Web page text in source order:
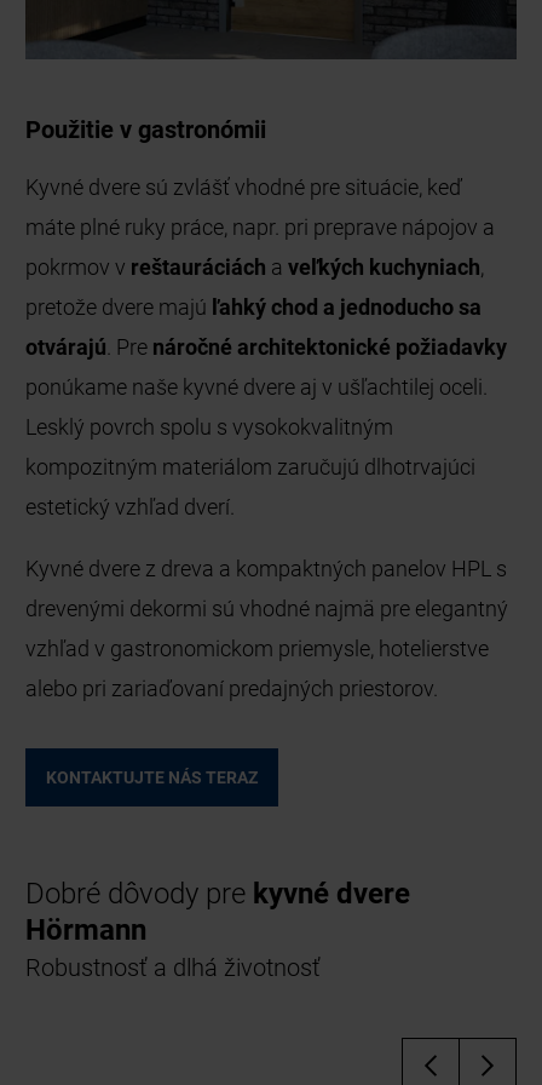
Použitie v gastronómii
Kyvné dvere sú zvlášť vhodné pre situácie, keď
máte plné ruky práce, napr. pri preprave nápojov a
pokrmov v reštauráciách aveľkých kuchyniach,
pretože dvere majú ľahký chod a jednoducho sa
otvárajú. Pre náročné architektonické požiadavky
ponúkame naše kyvné dvere aj v ušľachtilej oceli.
Lesklý povrch spolu s vysokokvalitným
kompozitným materiálom zaručujú dlhotrvajúci
estetický vzhľad dverí.
Kyvné dvere z dreva a kompaktných panelov HPL s
drevenými dekormi sú vhodné najmä pre elegantný
vzhľad v gastronomickom priemysle, hotelierstve
alebo pri zariaďovaní predajných priestorov.
KONTAKTUJTE NÁS TERAZ
Dobré dôvody pre kyvné dvere
Hörmann
Robustnosť a dlhá životnosť